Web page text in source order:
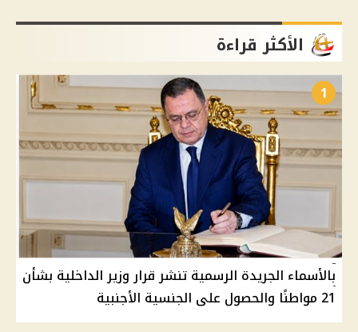
الأكثر قراءة
1
بالأسماء الجريدة الرسمية تنشر قرار وزير الداخلية بشأن
21 مواطنًا والحصول على الجنسية الأجنبية